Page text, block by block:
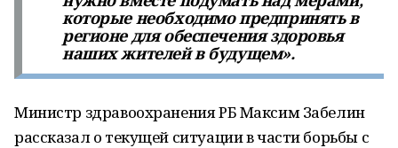
которые необходимо предпринять в
регионе для обеспечения здоровья
наших жителей в будущем».
Министр здравоохранения РБ Максим Забелин
рассказал о текущей ситуации в части борьбы с